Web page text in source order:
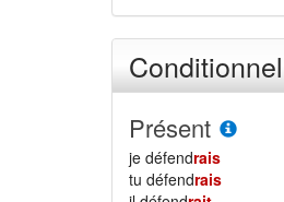
Conditionnel
Présent
je défendrais
tu défendrais